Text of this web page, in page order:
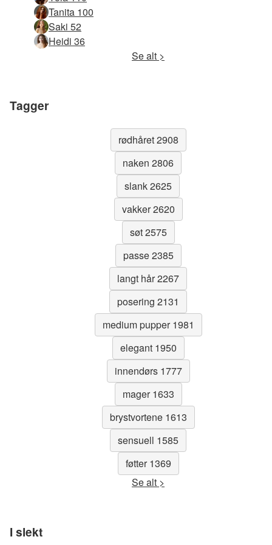
Tanita 100
Saki 52
Heidi 36
Se alt >
Tagger
rødhåret 2908
naken 2806
slank 2625
vakker 2620
søt 2575
passe 2385
langt hår 2267
posering 2131
medium pupper 1981
elegant 1950
innendørs 1777
mager 1633
brystvortene 1613
sensuell 1585
føtter 1369
Se alt >
I slekt